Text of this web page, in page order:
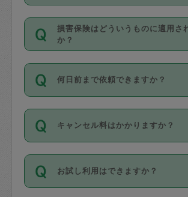
能です。依頼送信後、個別にタ
んにメッセージを送り調整して
い。ただし、２時間を越えての
時間も被らない場合、損害保険
基本的に、高所での作業や危険
外での作業は対象外です。
育園や学校の給食やレストラン
係の専門職に従事されていた方
すでにハウスキーパーや英語の
てお仕事をしているフィリピン
社員など様々なバックグラウン
登録しています。
日本語も話せる方など様々です。
ールに記載していますので、各
応募の際に、各自事務局との面
を行っています。その後、身分
写真提出をしていただいていま
確認しています。タスカジさん
ング動画を使ったセルフトレー
現場トライアルを受け、合格し
ジさんが活動されています。
※テストセンターの講評は１件目
損害保険はどういうものに適用さ
か？
依頼者とタスカジさんとの間で
を通して成立した作業時間内で
適用されます。作業範囲は、掃
です。作業中に物を壊したり、
をさせたりした場合が対象で、
す。
何日前まで依頼できますか？
ご依頼は、現在を起点に3日後
以降）の日時から受付可能とな
す。
タスカジさんへ「募集」をかけ
可能です。
キャンセル料はかかりますか？
キャンセル料には、以下の2種
す。
お試し利用はできますか？